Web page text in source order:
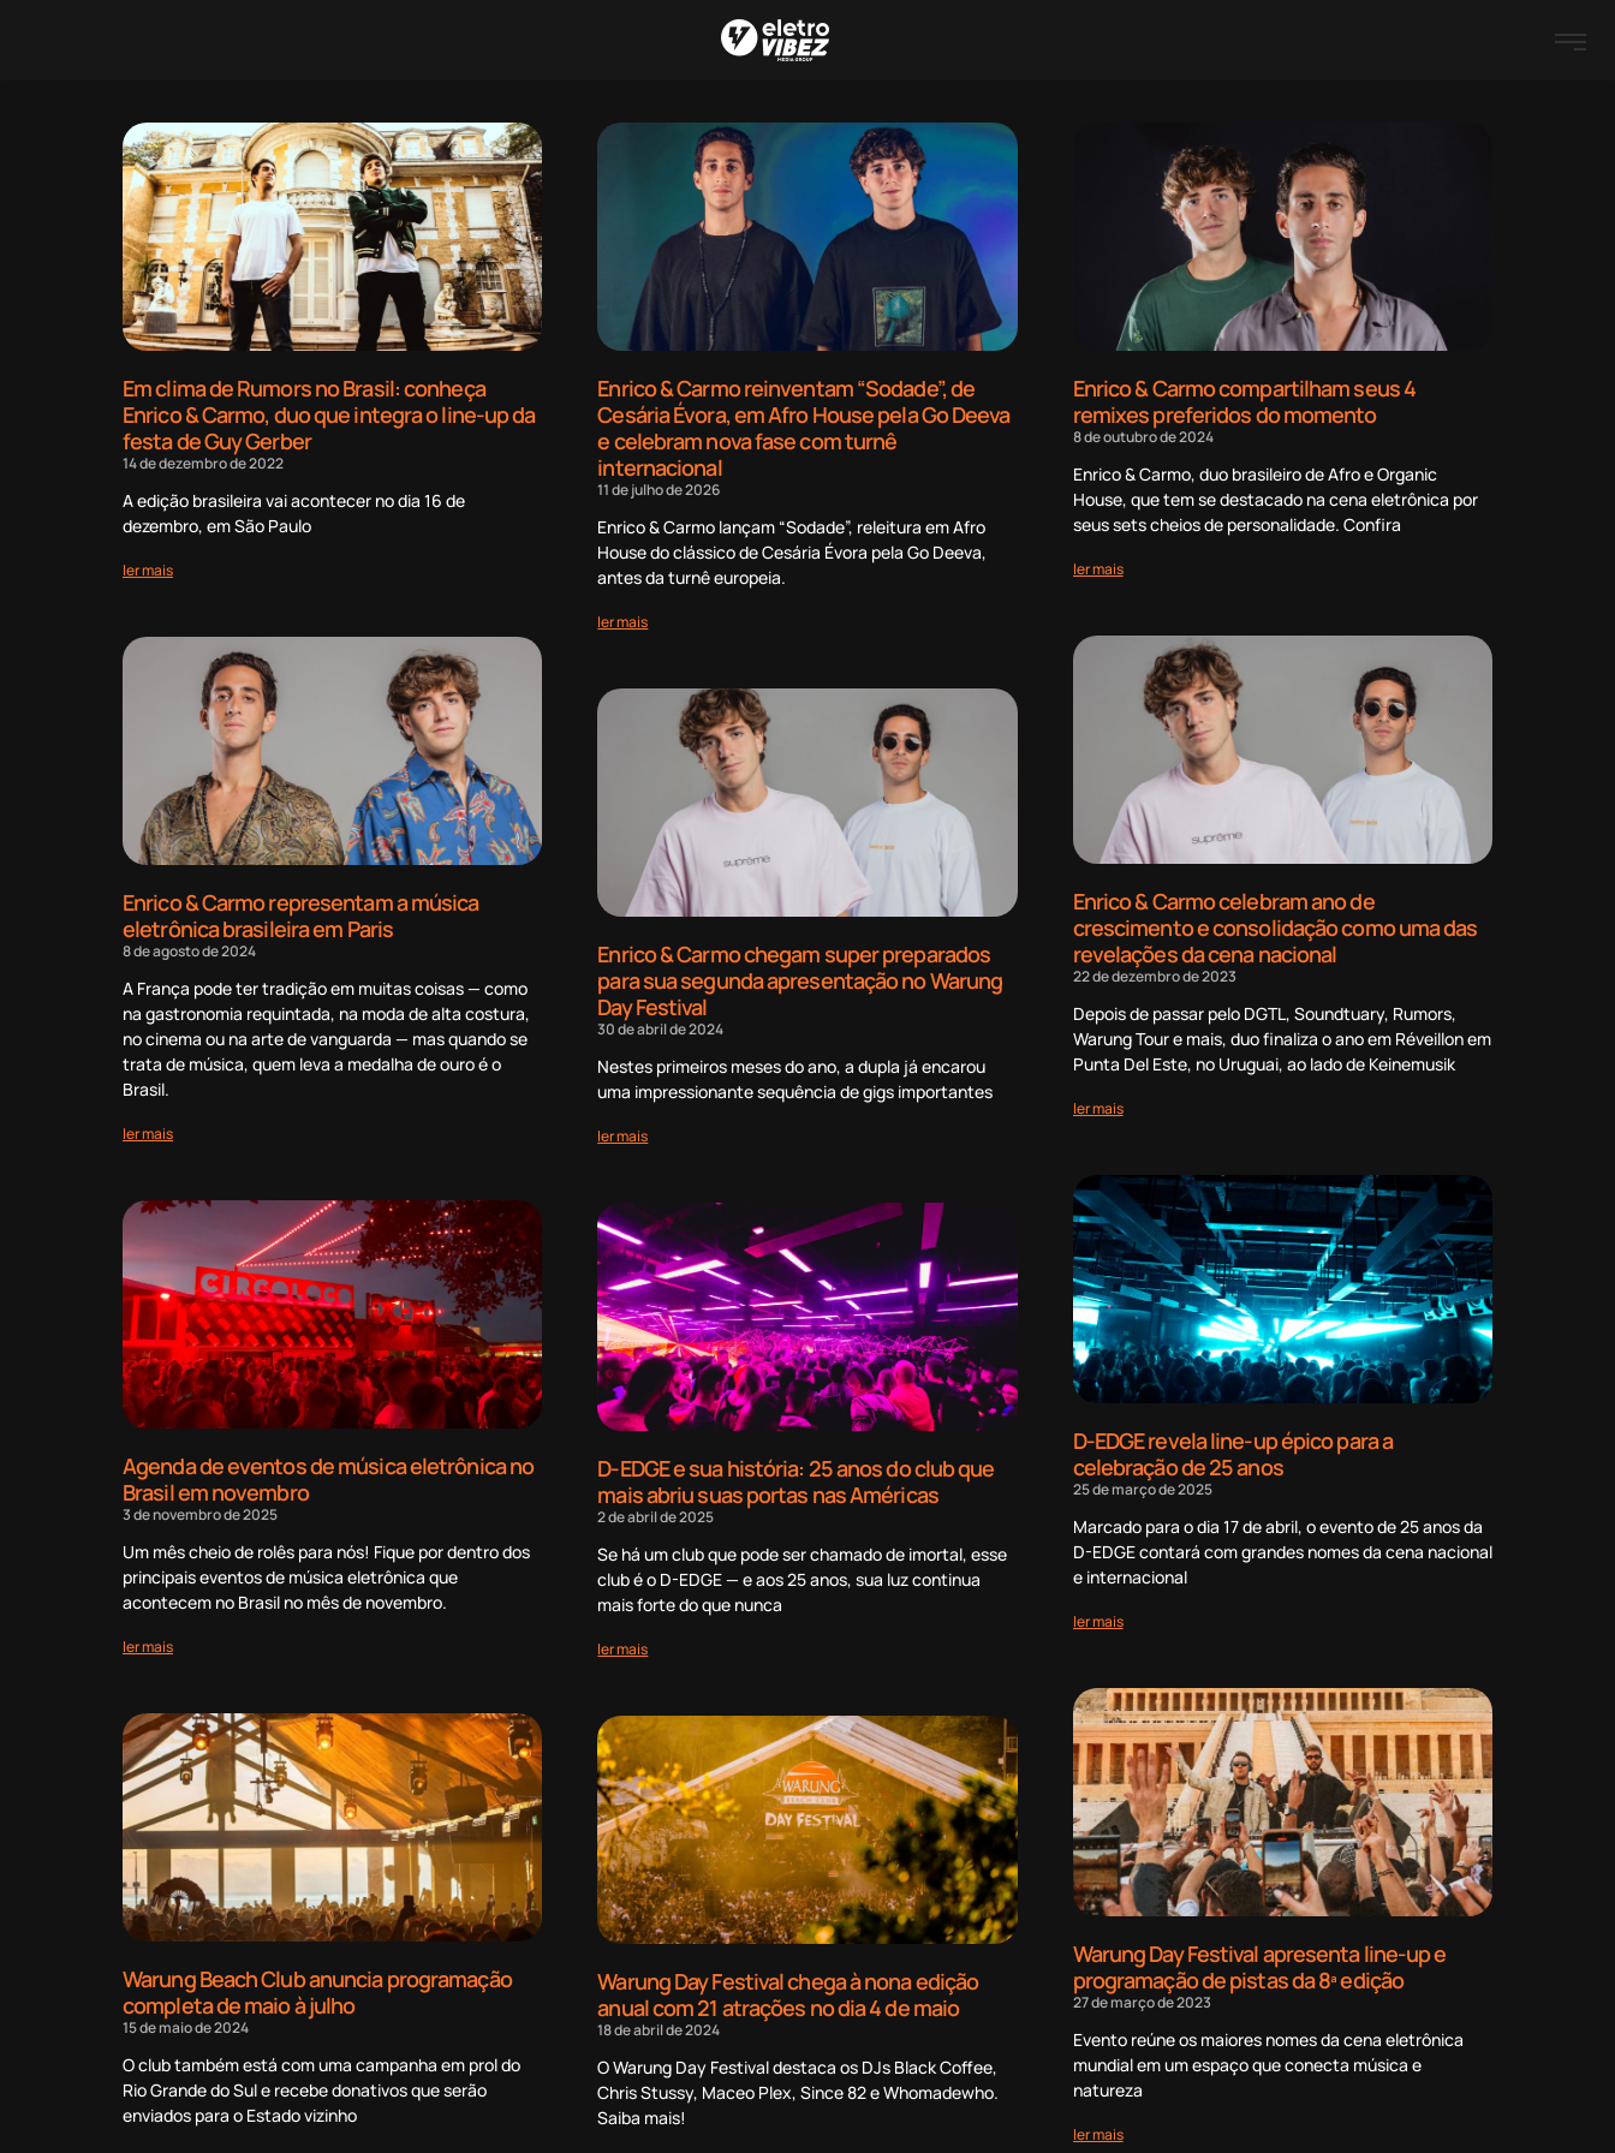
Em clima de Rumors no Brasil: conheça
Enrico & Carmo, duo que integra o line-up da
festa de Guy Gerber
14 de dezembro de 2022
A edição brasileira vai acontecer no dia 16 de
dezembro, em São Paulo
ler mais
Enrico & Carmo reinventam “Sodade”, de
Cesária Évora, em Afro House pela Go Deeva
e celebram nova fase com turnê
internacional
11 de julho de 2026
Enrico & Carmo lançam “Sodade”, releitura em Afro
House do clássico de Cesária Évora pela Go Deeva,
antes da turnê europeia.
ler mais
Enrico & Carmo compartilham seus 4
remixes preferidos do momento
8 de outubro de 2024
Enrico & Carmo, duo brasileiro de Afro e Organic
House, que tem se destacado na cena eletrônica por
seus sets cheios de personalidade. Confira
ler mais
Enrico & Carmo representam a música
eletrônica brasileira em Paris
8 de agosto de 2024
A França pode ter tradição em muitas coisas — como
na gastronomia requintada, na moda de alta costura,
no cinema ou na arte de vanguarda — mas quando se
trata de música, quem leva a medalha de ouro é o
Brasil.
ler mais
Enrico & Carmo chegam super preparados
para sua segunda apresentação no Warung
Day Festival
30 de abril de 2024
Nestes primeiros meses do ano, a dupla já encarou
uma impressionante sequência de gigs importantes
ler mais
Enrico & Carmo celebram ano de
crescimento e consolidação como uma das
revelações da cena nacional
22 de dezembro de 2023
Depois de passar pelo DGTL, Soundtuary, Rumors,
Warung Tour e mais, duo finaliza o ano em Réveillon em
Punta Del Este, no Uruguai, ao lado de Keinemusik
ler mais
Agenda de eventos de música eletrônica no
Brasil em novembro
3 de novembro de 2025
Um mês cheio de rolês para nós! Fique por dentro dos
principais eventos de música eletrônica que
acontecem no Brasil no mês de novembro.
ler mais
D-EDGE e sua história: 25 anos do club que
mais abriu suas portas nas Américas
2 de abril de 2025
Se há um club que pode ser chamado de imortal, esse
club é o D-EDGE — e aos 25 anos, sua luz continua
mais forte do que nunca
ler mais
D-EDGE revela line-up épico para a
celebração de 25 anos
25 de março de 2025
Marcado para o dia 17 de abril, o evento de 25 anos da
D-EDGE contará com grandes nomes da cena nacional
e internacional
ler mais
Warung Beach Club anuncia programação
completa de maio à julho
15 de maio de 2024
O club também está com uma campanha em prol do
Rio Grande do Sul e recebe donativos que serão
enviados para o Estado vizinho
Warung Day Festival chega à nona edição
anual com 21 atrações no dia 4 de maio
18 de abril de 2024
O Warung Day Festival destaca os DJs Black Coffee,
Chris Stussy, Maceo Plex, Since 82 e Whomadewho.
Saiba mais!
Warung Day Festival apresenta line-up e
programação de pistas da 8ª edição
27 de março de 2023
Evento reúne os maiores nomes da cena eletrônica
mundial em um espaço que conecta música e
natureza
ler mais